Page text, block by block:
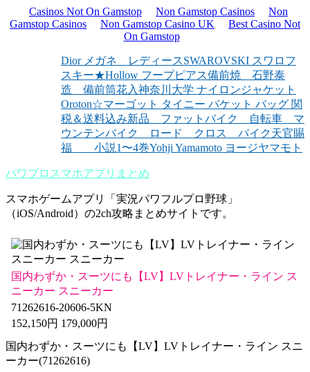
Casinos Not On Gamstop Non Gamstop Casinos
Non
Gamstop Casinos
Non Gamstop Casino UK
Best Casino Not
On Gamstop
Dior メガネ レディースSWAROVSKI スワロフ
スキー★Hollow フープピアス備前焼 石野泰
造 備前筒花入神奈川大学 ナイロンジャケット
Oroton☆マーゴット タイニー バケット バッグ 関
税＆送料込み新品 ファットバイク 自転車 マ
ウンテンバイク ロード クロス バイク天官賜
福 小説1〜4巻Yohji Yamamoto ヨージヤマモト
パワプロスマホアプリまとめ
スマホゲームアプリ「実況パワフルプロ野球」
（iOS/Android）の2ch攻略まとめサイトです。
国内わずか・スーツにも【LV】LVトレイナー・ライン ス
ニーカー スニーカー
71262616-20606-5KN
152,150円 179,000円
国内わずか・スーツにも【LV】LVトレイナー・ライン スニ
ーカー(71262616)